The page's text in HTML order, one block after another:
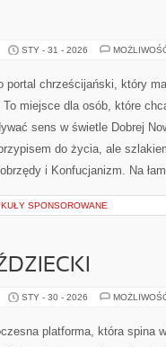
STY - 31 - 2026
portal chrześcijański, który
miejsce dla osób, które
sens w świetle Dobrej
do życia, ale
i Konfucjanizm. Na
SPONSOROWANE
STY - 30 - 2026
platforma, która spina